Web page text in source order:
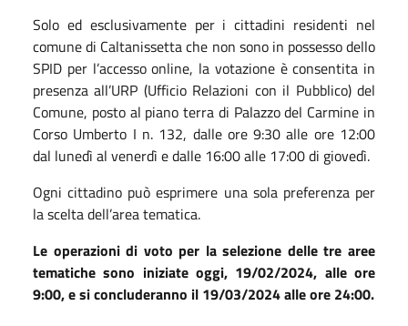
Solo ed esclusivamente per i cittadini residenti nel
comune di Caltanissetta che non sono in possesso dello
SPID per l’accesso online, la votazione è consentita in
presenza all’URP (Ufficio Relazioni con il Pubblico) del
Comune, posto al piano terra di Palazzo del Carmine in
Corso Umberto I n. 132, dalle ore 9:30 alle ore 12:00
dal lunedì al venerdì e dalle 16:00 alle 17:00 di giovedì.
Ogni cittadino può esprimere una sola preferenza per
la scelta dell’area tematica.
Le operazioni di voto per la selezione delle tre aree
tematiche sono iniziate oggi, 19/02/2024, alle ore
9:00, e si concluderanno il 19/03/2024 alle ore 24:00.